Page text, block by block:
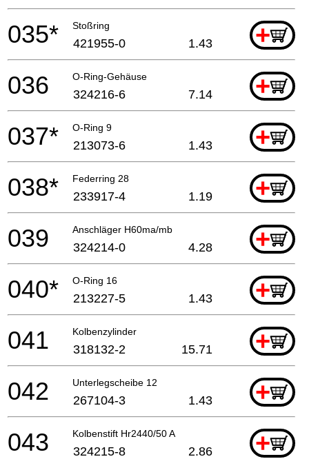
Stoßring +
035* 421955-0 1.43
O-Ring-Gehäuse +
036 324216-6 7.14
O-Ring 9 +
037* 213073-6 1.43
Federring 28 +
038* 233917-4 1.19
Anschläger H60ma/mb +
039 324214-0 4.28
O-Ring 16 +
040* 213227-5 1.43
Kolbenzylinder +
041 318132-2 15.71
Unterlegscheibe 12 +
042 267104-3 1.43
Kolbenstift Hr2440/50 A +
043 324215-8 2.86